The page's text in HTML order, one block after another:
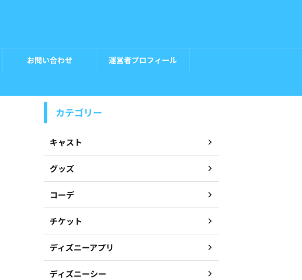
お問い合わせ 運営者プロフィール
カテゴリー
キャスト
グッズ
コーデ
チケット
ディズニーアプリ
ディズニーシー